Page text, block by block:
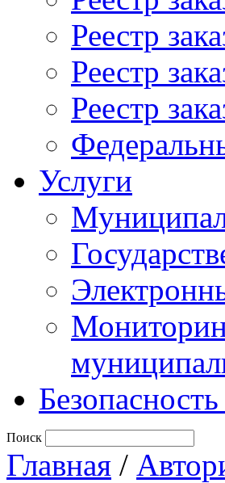
Реестр
Реестр
Реестр
Услуги
Поиск
Главная /